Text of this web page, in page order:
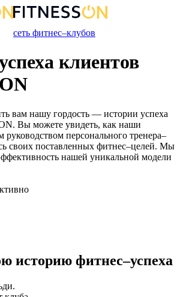
сеть фитнес–клубов
клиентов
вам нашу гордость — истории успеха
Вы можете увидеть, как наши
персонального тренера–
своих поставленных фитнес–целей. Мы
нашей уникальной модели
историю фитнес–успеха